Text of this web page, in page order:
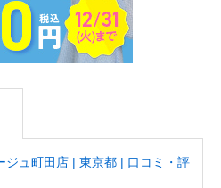
ジュ町田店 | 東京都 | 口コミ・評